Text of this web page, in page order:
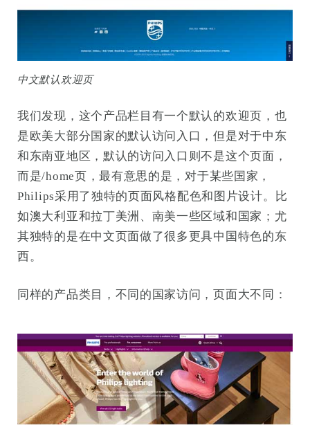
中文默认欢迎页
我们发现，这个产品栏目有一个默认的欢迎页，也
是欧美大部分国家的默认访问入口，但是对于中东
和东南亚地区，默认的访问入口则不是这个页面，
而是/home页，最有意思的是，对于某些国家，
Philips采用了独特的页面风格配色和图片设计。比
如澳大利亚和拉丁美洲、南美一些区域和国家；尤
其独特的是在中文页面做了很多更具中国特色的东
西。
同样的产品类目，不同的国家访问，页面大不同：